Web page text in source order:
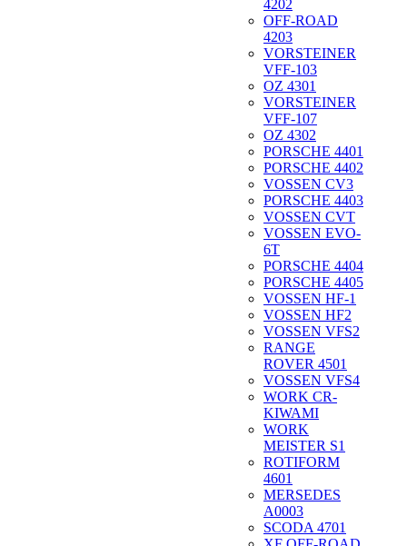
4202
OFF-ROAD
4203
VORSTEINER
VFF-103
OZ 4301
VORSTEINER
VFF-107
OZ 4302
PORSCHE 4401
PORSCHE 4402
VOSSEN CV3
PORSCHE 4403
VOSSEN CVT
VOSSEN EVO-
6T
PORSCHE 4404
PORSCHE 4405
VOSSEN HF-1
VOSSEN HF2
VOSSEN VFS2
RANGE
ROVER 4501
VOSSEN VFS4
WORK CR-
KIWAMI
WORK
MEISTER S1
ROTIFORM
4601
MERSEDES
A0003
SCODA 4701